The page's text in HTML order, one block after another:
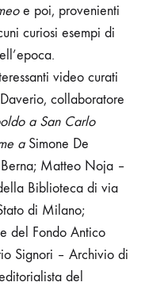
e poi, provenienti
curiosi esempi di
video curati
collaboratore
a San Carlo
a Simone De
Matteo Noja –
Biblioteca di via
di Milano;
del Fondo Antico
Signori – Archivio di
del